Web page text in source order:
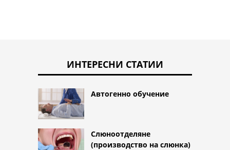
ИНТЕРЕСНИ СТАТИИ
Автогенно обучение
Слюноотделяне
(производство на слюнка)